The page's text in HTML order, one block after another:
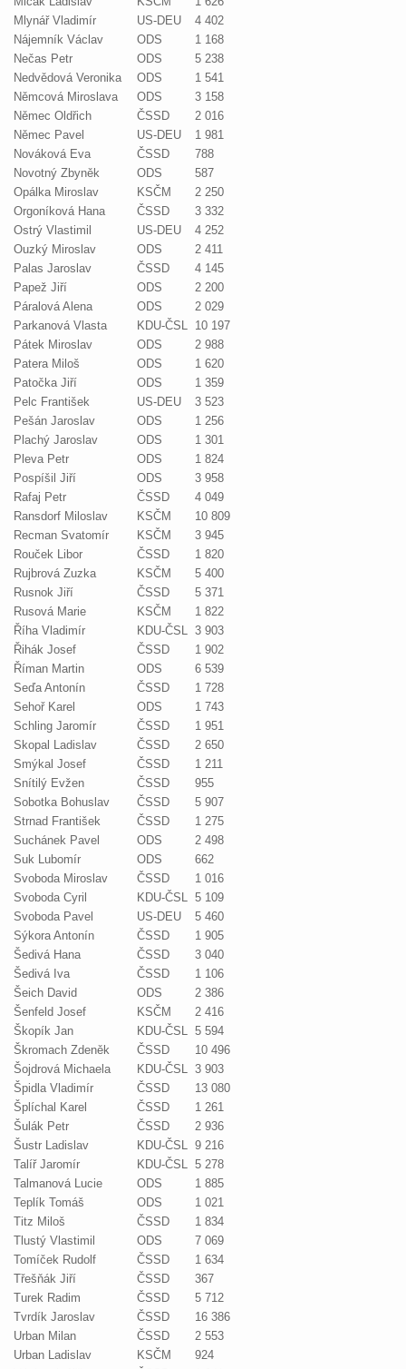
Mlynář Vladimír
US-DEU
4 402
Nájemník Václav
ODS
1 168
Nečas Petr
ODS
5 238
Nedvědová Veronika
ODS
1 541
Němcová Miroslava
ODS
3 158
Němec Oldřich
ČSSD
2 016
Němec Pavel
US-DEU
1 981
Nováková Eva
ČSSD
788
Novotný Zbyněk
ODS
587
Opálka Miroslav
KSČM
2 250
Orgoníková Hana
ČSSD
3 332
Ostrý Vlastimil
US-DEU
4 252
Ouzký Miroslav
ODS
2 411
Palas Jaroslav
ČSSD
4 145
Papež Jiří
ODS
2 200
Páralová Alena
ODS
2 029
Parkanová Vlasta
KDU-ČSL 10 197
Pátek Miroslav
ODS
2 988
Patera Miloš
ODS
1 620
Patočka Jiří
ODS
1 359
Pelc František
US-DEU
3 523
Pešán Jaroslav
ODS
1 256
Plachý Jaroslav
ODS
1 301
Pleva Petr
ODS
1 824
Pospíšil Jiří
ODS
3 958
Rafaj Petr
ČSSD
4 049
Ransdorf Miloslav
KSČM
10 809
Recman Svatomír
KSČM
3 945
Rouček Libor
ČSSD
1 820
Rujbrová Zuzka
KSČM
5 400
Rusnok Jiří
ČSSD
5 371
Rusová Marie
KSČM
1 822
Říha Vladimír
KDU-ČSL 3 903
Řihák Josef
ČSSD
1 902
Říman Martin
ODS
6 539
Seďa Antonín
ČSSD
1 728
Sehoř Karel
ODS
1 743
Schling Jaromír
ČSSD
1 951
Skopal Ladislav
ČSSD
2 650
Smýkal Josef
ČSSD
1 211
Snítilý Evžen
ČSSD
955
Sobotka Bohuslav
ČSSD
5 907
Strnad František
ČSSD
1 275
Suchánek Pavel
ODS
2 498
Suk Lubomír
ODS
662
Svoboda Miroslav
ČSSD
1 016
Svoboda Cyril
KDU-ČSL 5 109
Svoboda Pavel
US-DEU
5 460
Sýkora Antonín
ČSSD
1 905
Šedivá Hana
ČSSD
3 040
Šedivá Iva
ČSSD
1 106
Šeich David
ODS
2 386
Šenfeld Josef
KSČM
2 416
Škopík Jan
KDU-ČSL 5 594
Škromach Zdeněk
ČSSD
10 496
Šojdrová Michaela
KDU-ČSL 3 903
Špidla Vladimír
ČSSD
13 080
Šplíchal Karel
ČSSD
1 261
Šulák Petr
ČSSD
2 936
Šustr Ladislav
KDU-ČSL 9 216
Talíř Jaromír
KDU-ČSL 5 278
Talmanová Lucie
ODS
1 885
Teplík Tomáš
ODS
1 021
Titz Miloš
ČSSD
1 834
Tlustý Vlastimil
ODS
7 069
Tomíček Rudolf
ČSSD
1 634
Třešňák Jiří
ČSSD
367
Turek Radim
ČSSD
5 712
Tvrdík Jaroslav
ČSSD
16 386
Urban Milan
ČSSD
2 553
Urban Ladislav
KSČM
924